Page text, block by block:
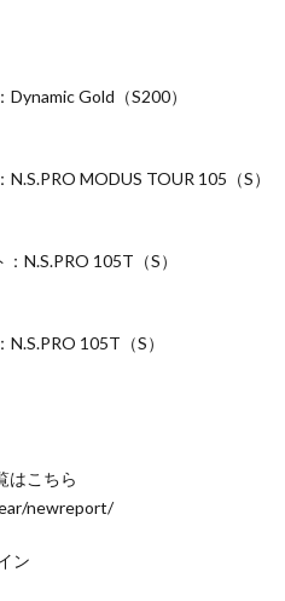
Gold（S200）
MODUS TOUR 105（S）
N.S.PRO 105T（S）
105T（S）
はこちら
newreport/
ン